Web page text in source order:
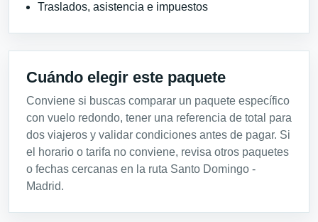
Traslados, asistencia e impuestos
Cuándo elegir este paquete
Conviene si buscas comparar un paquete específico
con vuelo redondo, tener una referencia de total para
dos viajeros y validar condiciones antes de pagar. Si
el horario o tarifa no conviene, revisa otros paquetes
o fechas cercanas en la ruta Santo Domingo -
Madrid.